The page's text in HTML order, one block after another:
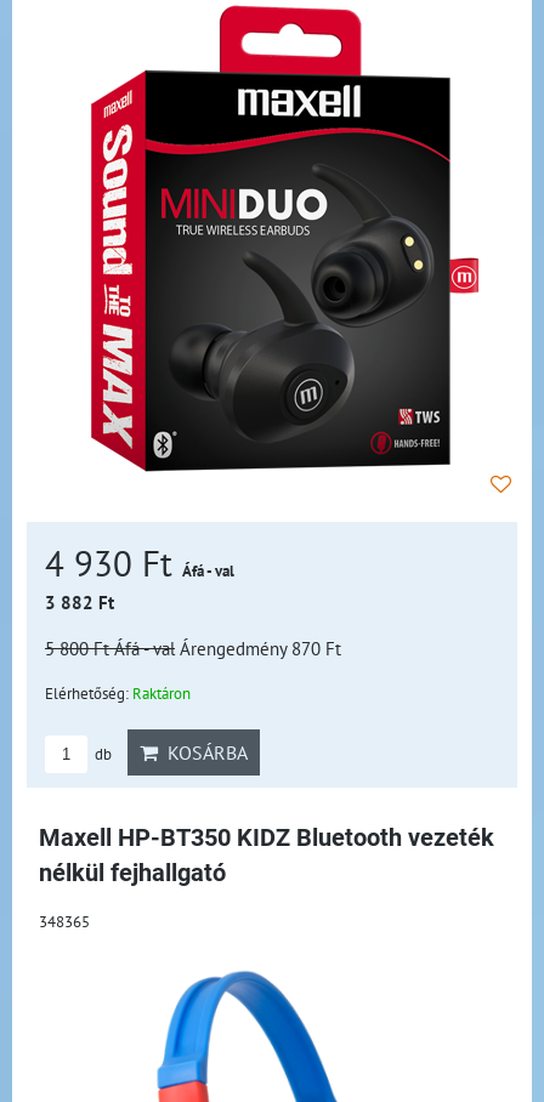
4 930 Ft Áfá - val
3 882 Ft
5 800 FtÁfá - val Árengedmény 870 Ft
Elérhetőség: Raktáron
db KOSÁRBA
Maxell HP-BT350 KIDZ Bluetooth vezeték
nélkül fejhallgató
348365